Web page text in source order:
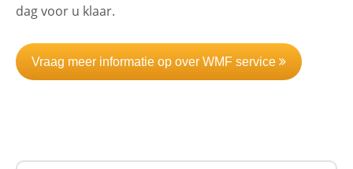
dag voor u klaar.
Vraag meer informatie op over WMF service